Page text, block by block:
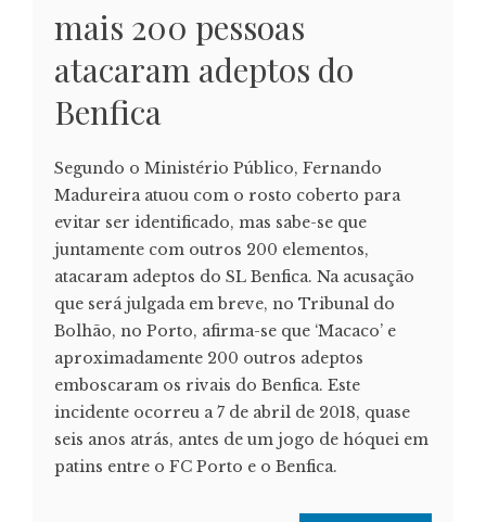
mais 200 pessoas
atacaram adeptos do
Benfica
Segundo o Ministério Público, Fernando
Madureira atuou com o rosto coberto para
evitar ser identificado, mas sabe-se que
juntamente com outros 200 elementos,
atacaram adeptos do SL Benfica. Na acusação
que será julgada em breve, no Tribunal do
Bolhão, no Porto, afirma-se que ‘Macaco’ e
aproximadamente 200 outros adeptos
emboscaram os rivais do Benfica. Este
incidente ocorreu a 7 de abril de 2018, quase
seis anos atrás, antes de um jogo de hóquei em
patins entre o FC Porto e o Benfica.